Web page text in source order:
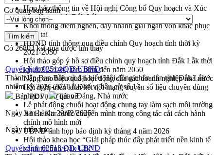
Họp báo thông tin về Hội nghị Công bố Quy hoạch và Xúc
tiến đầu tư tỉnh Đắk Lắk
Khơi thông điểm nghẽn, đẩy nhanh giải ngân vốn khắc phục
thiên tai
HĐND tỉnh thông qua điều chỉnh Quy hoạch tỉnh thời kỳ
2021-2030
Hội thảo góp ý hồ sơ điều chỉnh quy hoạch tỉnh Đắk Lắk thời
kỳ 2021-2030, tầm nhìn đến năm 2050
Nâng cao hiệu quả hoạt động của các doanh nghiệp nhà nước
Hội nghị triển khai kết nối mạng truyền số liệu chuyên dùng
phục vụ cơ quan Đảng, Nhà nước
Lễ phát động chuỗi hoạt động chung tay làm sạch môi trường
Xã Ea Kar bước chuyển mình trong công tác cải cách hành
chính mô hình mới
UBND tỉnh họp báo định kỳ tháng 4 năm 2026
Hội thảo khoa học “Giải pháp thúc đẩy phát triển nền kinh tế
xanh tại tỉnh Đắk Lắk”
Cơ quan ban hành
Có 26803kết quả được tìm thấy
Quyết định 02514/QĐ-UBND
Thành lập Ban Bầu cử đại biểu Hội đồng nhân dân tỉnh Đắk Lắk
nhiệm kỳ 2026-2031 ở Đơn vị bầu cử số 13
Bản PDF
Tải về
Ngày ban hành:29/12/2025
Ngày hiệu lực:
Quyết định 02513/QĐ-UBND